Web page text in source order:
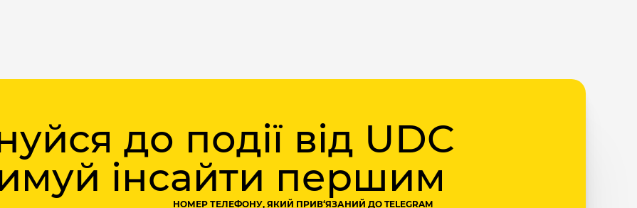
до події від UDC
інсайти першим
НОМЕР ТЕЛЕФОНУ, ЯКИЙ ПРИВ‘ЯЗАНИЙ ДО TELEGRAM